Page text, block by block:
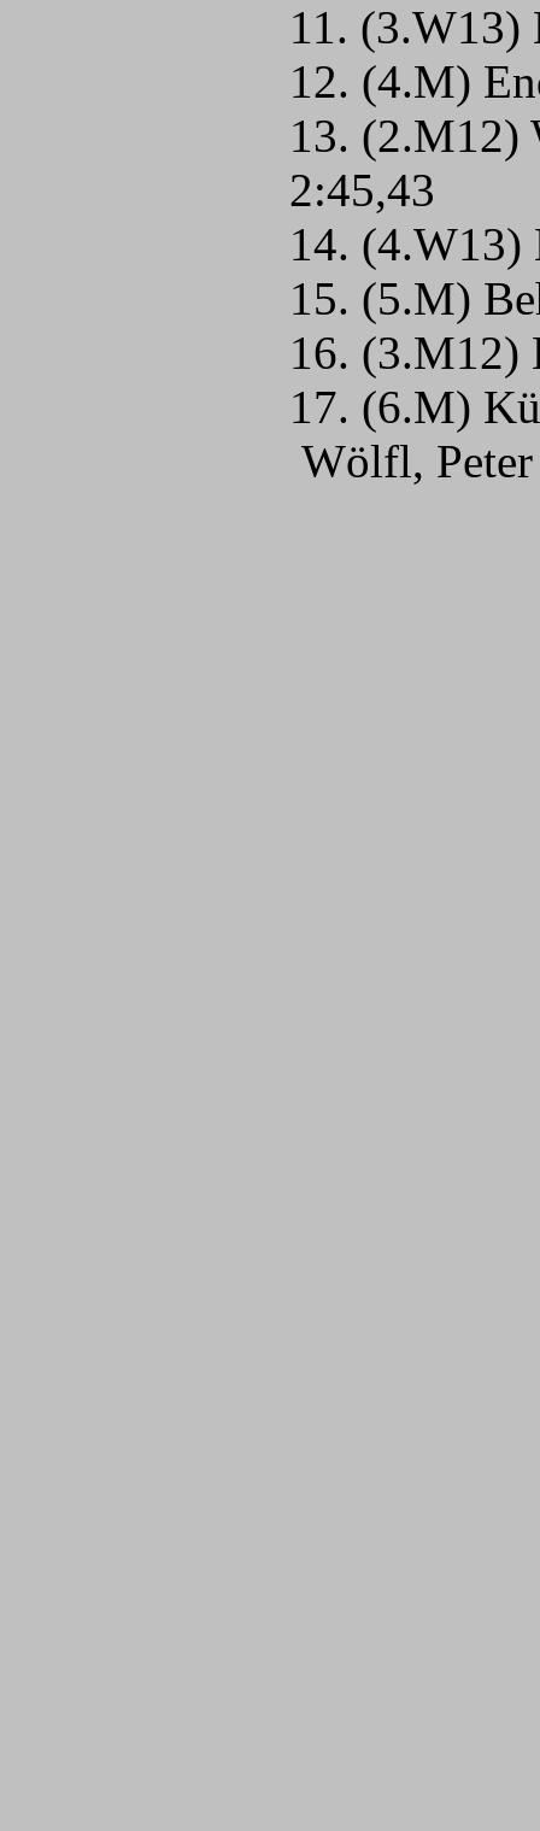
11. (3.W13)
12. (4.M)
13. (2.M12)
2:45,43
14. (4.W13)
15. (5.M)
16. (3.M12)
17. (6.M)
Wölfl,